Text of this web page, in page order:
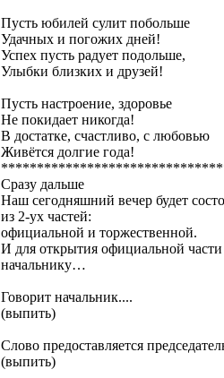
Пусть юбилей сулит побольше
Удачных и погожих дней!
Успех пусть радует подольше,
Улыбки близких и друзей!
Пусть настроение, здоровье
Не покидает никогда!
В достатке, счастливо, с любовью
Живётся долгие года!
Сразу дальше
Наш сегодняшний вечер будет
из 2-ух частей:
официальной и торжественной.
И для открытия официальной части
начальнику…
Говорит начальник....
(выпить)
Слово предоставляется
(выпить)